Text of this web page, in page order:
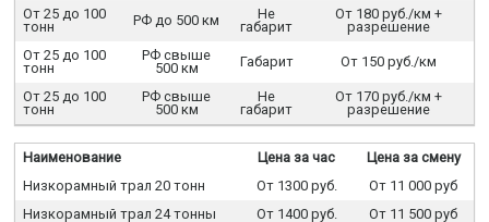
От 25 до 100
тонн
РФ до 500 км
Не
габарит
От 180 руб./км +
разрешение
От 25 до 100
тонн
РФ свыше
500 км
Габарит От 150 руб./км
От 25 до 100
тонн
РФ свыше
500 км
Не
габарит
От 170 руб./км +
разрешение
Наименование Цена за час
Цена за смену
Низкорамный трал 20 тонн
От 1300 руб.
От 11 000 руб
Низкорамный трал 24 тонны
От 1400 руб. От 11 500 руб